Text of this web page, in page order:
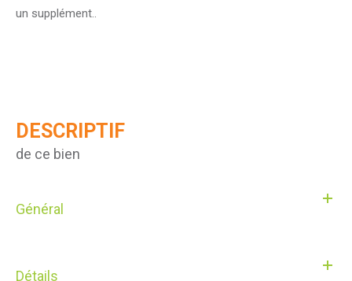
un supplément..
DESCRIPTIF
de ce bien
Général
Détails